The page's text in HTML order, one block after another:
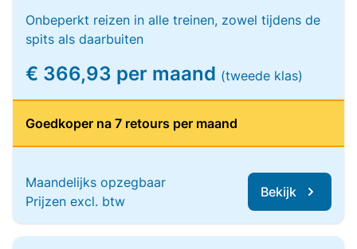
Onbeperkt reizen in alle treinen, zowel tijdens de
spits als daarbuiten
€ 366,93 per maand (tweede klas)
Goedkoper na 7 retours per maand
Maandelijks opzegbaar
Prijzen excl. btw
Bekijk